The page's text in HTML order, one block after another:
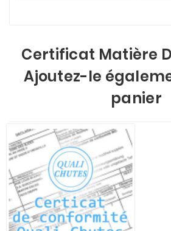
Certificat Matière
Ajoutez-le
panier